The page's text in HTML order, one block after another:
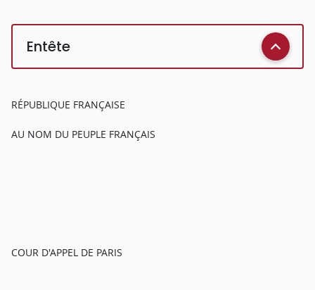
Entête
RÉPUBLIQUE FRANÇAISE
AU NOM DU PEUPLE FRANÇAIS
COUR D'APPEL DE PARIS